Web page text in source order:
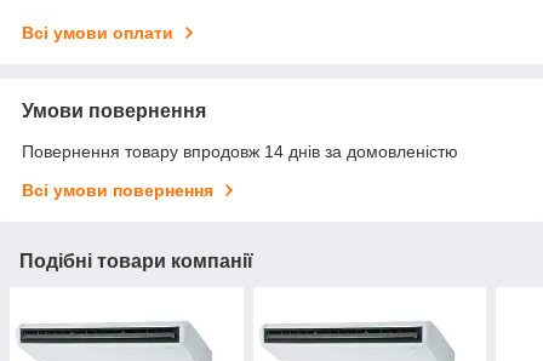
Всі умови оплати
Умови повернення
Повернення товару впродовж 14 днів за домовленістю
Всі умови повернення
Подібні товари компанії